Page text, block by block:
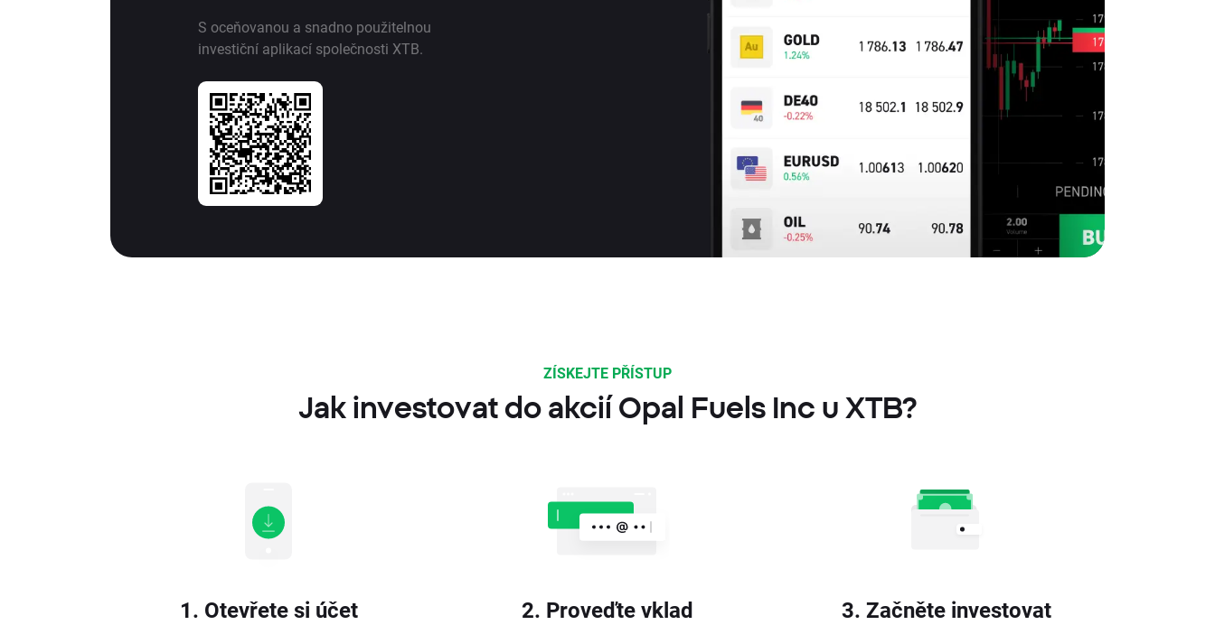
S oceňovanou a snadno použitelnou
investiční aplikací společnosti XTB.
ZÍSKEJTE PŘÍSTUP
Jak investovat do akcií Opal Fuels Inc u XTB?
1. Otevřete si účet 2. Proveďte vklad 3. Začněte investovat